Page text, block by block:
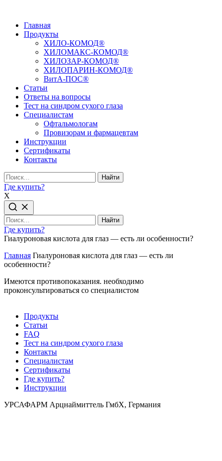
Главная
Продукты
ХИЛО-КОМОД®
ХИЛОМАКС-КОМОД®
ХИЛОЗАР-КОМОД®
ХИЛОПАРИН-КОМОД®
ВитА-ПОС®
Статьи
Ответы на вопросы
Тест на синдром сухого глаза
Специалистам
Офтальмологам
Провизорам и фармацевтам
Инструкции
Сертификаты
Контакты
Найти
Где купить?
X
Найти
Где купить?
Гиалуроновая кислота для глаз — есть ли особенности?
Главная Гиалуроновая кислота для глаз — есть ли
особенности?
Имеются противопоказания. необходимо
проконсультироваться со специалистом
Продукты
Статьи
FAQ
Тест на синдром сухого глаза
Контакты
Специалистам
Сертификаты
Где купить?
Инструкции
УРСАФАРМ Арцнаймиттель ГмбХ, Германия